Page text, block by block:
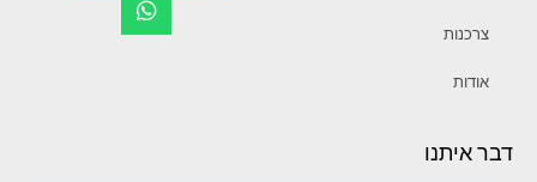
צרכנות
אודות
דבר איתנו